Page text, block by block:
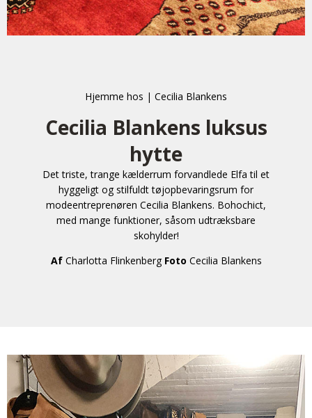
Hjemme hos | Cecilia Blankens
Cecilia Blankens luksus
hytte
Det triste, trange kælderrum forvandlede Elfa til et
hyggeligt og stilfuldt tøjopbevaringsrum for
modeentreprenøren Cecilia Blankens. Bohochict,
med mange funktioner, såsom udtræksbare
skohylder!
AfCharlotta Flinkenberg Foto Cecilia Blankens